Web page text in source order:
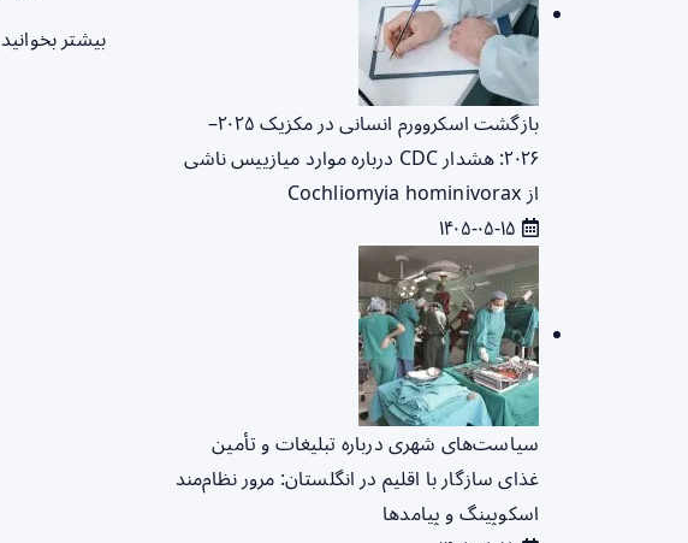
بیشتر بخوانید
بازگشت اسکروورم انسانی در مکزیک ۲۰۲۵–
۲۰۲۶: هشدار CDC درباره موارد میازییس ناشی
از Cochliomyia hominivorax
سیاست‌های شهری درباره تبلیغات و تأمین
غذای سازگار با اقلیم در انگلستان: مرور نظام‌مند
اسکوپینگ و پیامدها